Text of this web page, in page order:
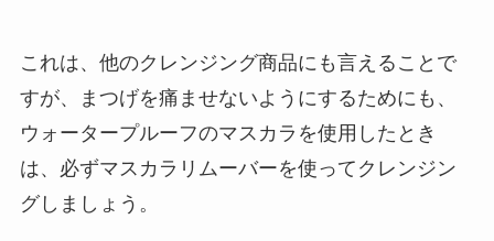
これは、他のクレンジング商品にも言えることで
すが、まつげを痛ませないようにするためにも、
ウォータープルーフのマスカラを使用したとき
は、必ずマスカラリムーバーを使ってクレンジン
グしましょう。